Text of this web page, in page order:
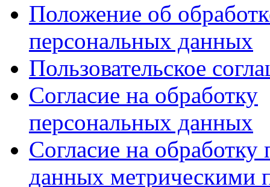
Положение об
персональных данных
Пользовательское
Согласие на обработку
персональных данных
Согласие на обработку
данных метрическими